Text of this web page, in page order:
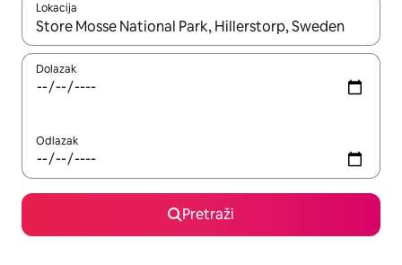
Lokacija
Kada budu dostupni rezultati, moći ćete ih pregledati
Dolazak
Odlazak
Pretraži